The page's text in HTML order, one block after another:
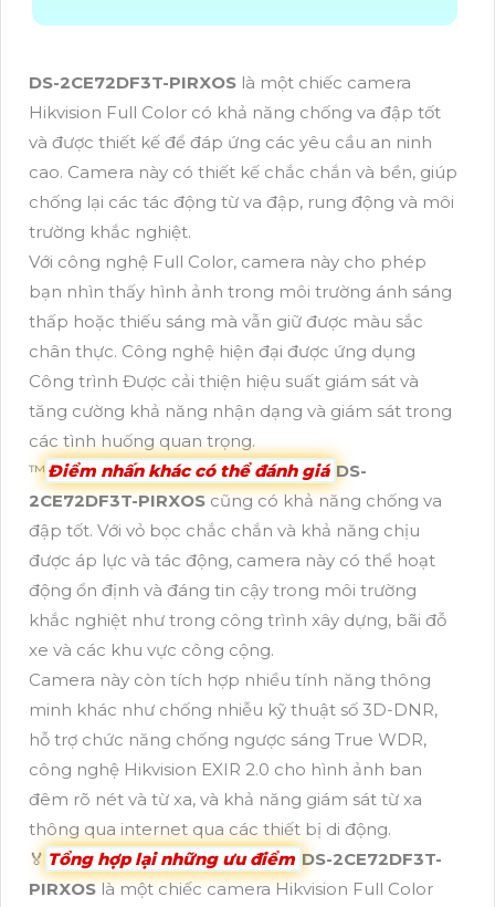
DS-2CE72DF3T-PIRXOS là một chiếc camera
Hikvision Full Color có khả năng chống va đập tốt
và được thiết kế để đáp ứng các yêu cầu an ninh
cao. Camera này có thiết kế chắc chắn và bền, giúp
chống lại các tác động từ va đập, rung động và môi
trường khắc nghiệt.
Với công nghệ Full Color, camera này cho phép
bạn nhìn thấy hình ảnh trong môi trường ánh sáng
thấp hoặc thiếu sáng mà vẫn giữ được màu sắc
chân thực. Công nghệ hiện đại được ứng dụng
Công trình Được cải thiện hiệu suất giám sát và
tăng cường khả năng nhận dạng và giám sát trong
các tình huống quan trọng.
™️ Điểm nhấn khác có thể đánh giá DS-
2CE72DF3T-PIRXOS cũng có khả năng chống va
đập tốt. Với vỏ bọc chắc chắn và khả năng chịu
được áp lực và tác động, camera này có thể hoạt
động ổn định và đáng tin cậy trong môi trường
khắc nghiệt như trong công trình xây dựng, bãi đỗ
xe và các khu vực công cộng.
Camera này còn tích hợp nhiều tính năng thông
minh khác như chống nhiễu kỹ thuật số 3D-DNR,
hỗ trợ chức năng chống ngược sáng True WDR,
công nghệ Hikvision EXIR 2.0 cho hình ảnh ban
đêm rõ nét và từ xa, và khả năng giám sát từ xa
thông qua internet qua các thiết bị di động.
️🏅 Tổng hợp lại những ưu điểm DS-2CE72DF3T-
PIRXOS là một chiếc camera Hikvision Full Color